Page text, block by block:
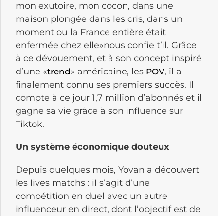
mon exutoire, mon cocon, dans une
maison plongée dans les cris, dans un
moment ou la France entière était
enfermée chez elle»nous confie t’il. Grâce
à ce dévouement, et à son concept inspiré
d’une «trend» américaine, les POV, il a
finalement connu ses premiers succès. Il
compte à ce jour 1,7 million d’abonnés et il
gagne sa vie grâce à son influence sur
Tiktok.
Un système économique douteux
Depuis quelques mois, Yovan a découvert
les lives matchs : il s’agit d’une
compétition en duel avec un autre
influenceur en direct, dont l’objectif est de